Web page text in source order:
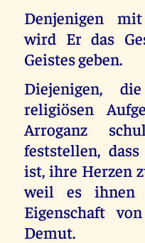
Denjenigen
wird Er das
Geistes geben.
Diejenigen,
religiösen
Arroganz
feststellen,
ist, ihre Herzen
weil es ihnen
Eigenschaft
Demut.